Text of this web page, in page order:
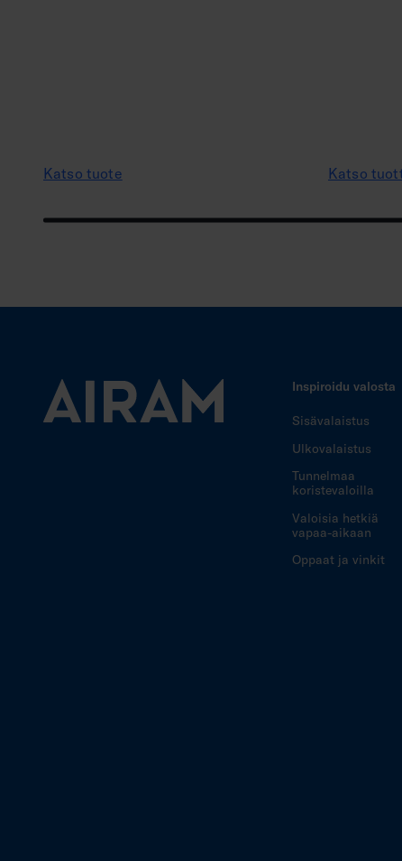
Katso tuote Katso
Inspiroidu valosta
Sisävalaistus
Ulkovalaistus
Tunnelmaa
koristevaloilla
Valoisia hetkiä
vapaa-aikaan
Oppaat ja vinkit